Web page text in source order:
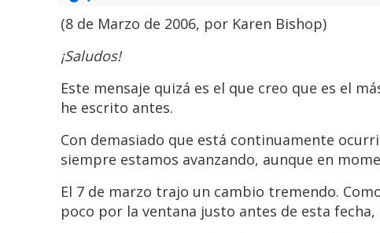
(8 de Marzo de 2006, por Karen Bishop)
¡Saludos!
Este mensaje quizá es el que creo que es el
he escrito antes.
Con demasiado que está continuamente
siempre estamos avanzando, aunque en
El 7 de marzo trajo un cambio tremendo.
poco por la ventana justo antes de esta